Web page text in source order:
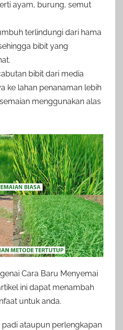
ayam, burung, semut
terlindungi dari hama
bibit yang
bibit dari media
ke lahan penanaman lebih
menggunakan alas
Cara Baru Menyemai
ini dapat menambah
untuk anda.
ataupun perlengkapan